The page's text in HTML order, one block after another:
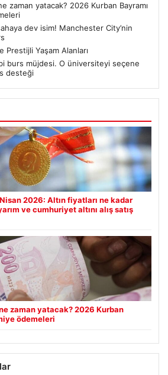
zaman yatacak? 2026 Kurban Bayramı
dev isim! Manchester City’nin
Yaşam Alanları
burs müjdesi. O üniversiteyi seçene
desteği
2026: Altın fiyatları ne kadar
ve cumhuriyet altını alış satış
zaman yatacak? 2026 Kurban
ödemeleri